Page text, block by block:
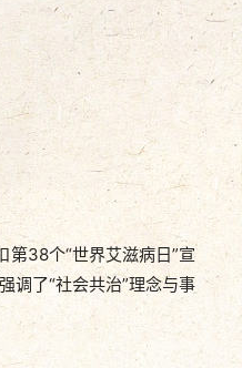
38个“世界艾滋病日”宣
调了“社会共治”理念与事